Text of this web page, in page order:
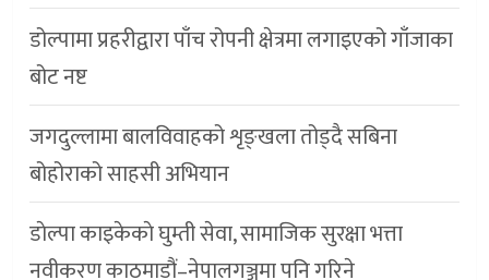
डोल्पामा प्रहरीद्वारा पाँच रोपनी क्षेत्रमा लगाइएको गाँजाका
बोट नष्ट
जगदुल्लामा बालविवाहको शृङ्खला तोड्दै सबिना
बोहोराको साहसी अभियान
डाेल्पा काइकेकाे घुम्ती सेवा, सामाजिक सुरक्षा भत्ता
नवीकरण काठमाडौं–नेपालगञ्जमा पनि गरिने